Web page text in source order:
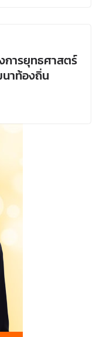
การยุทธศาสตร์
าท้องถิ่น